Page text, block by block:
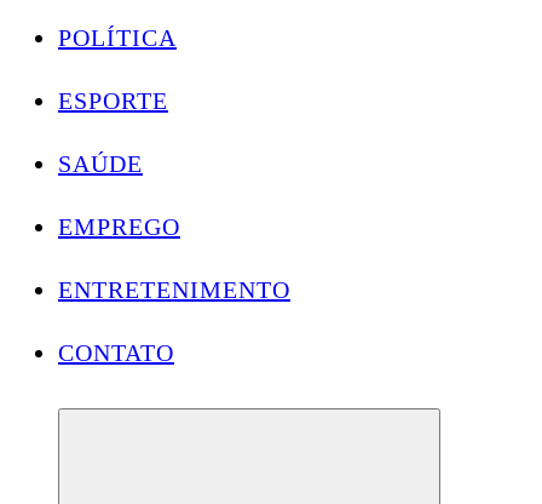
POLÍTICA
ESPORTE
SAÚDE
EMPREGO
ENTRETENIMENTO
CONTATO